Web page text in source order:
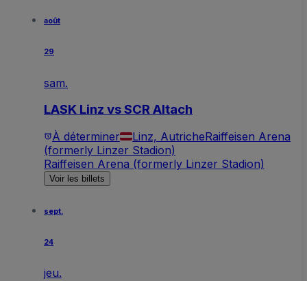
août
29
sam.
LASK Linz vs SCR Altach
À déterminer Linz, AutricheRaiffeisen Arena
(formerly Linzer Stadion)
Raiffeisen Arena (formerly Linzer Stadion)
Voir les billets
sept.
24
jeu.